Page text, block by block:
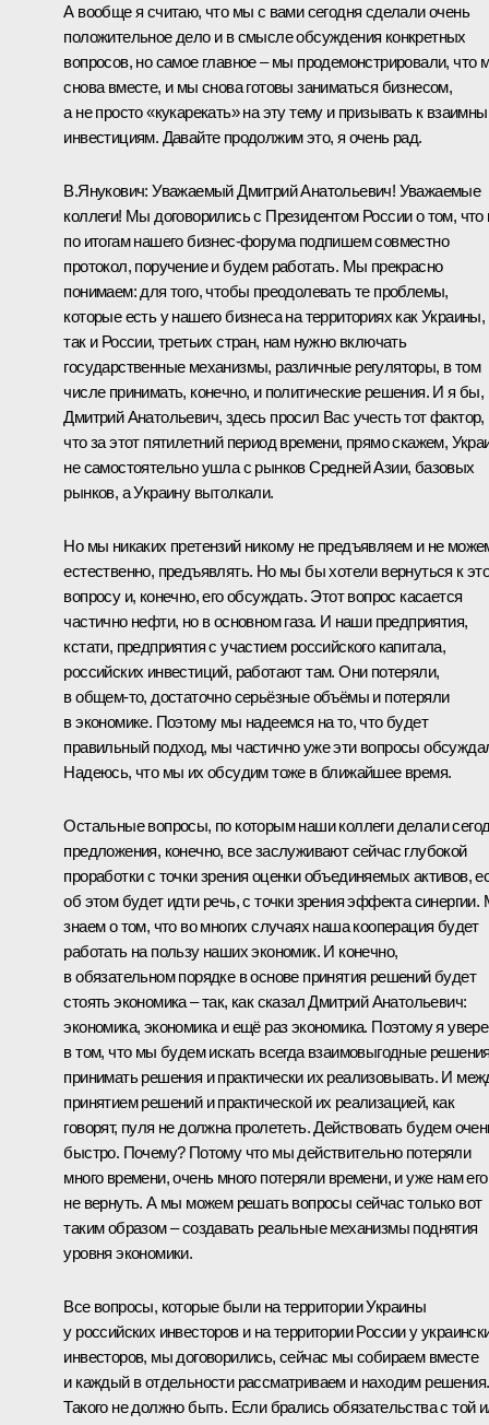
А вообще я считаю, что мы с вами сегодня сделали очень
положительное дело и в смысле обсуждения конкретных
вопросов, но самое главное – мы продемонстрировали, что
снова вместе, и мы снова готовы заниматься бизнесом,
а не просто «кукарекать» на эту тему и призывать к
инвестициям. Давайте продолжим это, я очень рад.
В.Янукович:Уважаемый Дмитрий Анатольевич! Уважаемые
коллеги! Мы договорились с Президентом России о том,
по итогам нашего бизнес-форума подпишем совместно
протокол, поручение и будем работать. Мы прекрасно
понимаем: для того, чтобы преодолевать те проблемы,
которые есть у нашего бизнеса на территориях как Украины,
так и России, третьих стран, нам нужно включать
государственные механизмы, различные регуляторы, в том
числе принимать, конечно, и политические решения. И я бы,
Дмитрий Анатольевич, здесь просил Вас учесть тот фактор,
что за этот пятилетний период времени, прямо скажем,
не самостоятельно ушла с рынков Средней Азии, базовых
рынков, а Украину вытолкали.
Но мы никаких претензий никому не предъявляем и не
естественно, предъявлять. Но мы бы хотели вернуться к
вопросу и, конечно, его обсуждать. Этот вопрос касается
частично нефти, но в основном газа. И наши предприятия,
кстати, предприятия с участием российского капитала,
российских инвестиций, работают там. Они потеряли,
в общем‑то, достаточно серьёзные объёмы и потеряли
в экономике. Поэтому мы надеемся на то, что будет
правильный подход, мы частично уже эти вопросы
Надеюсь, что мы их обсудим тоже в ближайшее время.
Остальные вопросы, по которым наши коллеги делали
предложения, конечно, все заслуживают сейчас глубокой
проработки с точки зрения оценки объединяемых активов,
об этом будет идти речь, с точки зрения эффекта
знаем о том, что во многих случаях наша кооперация будет
работать на пользу наших экономик. И конечно,
в обязательном порядке в основе принятия решений будет
стоять экономика – так, как сказал Дмитрий Анатольевич:
экономика, экономика и ещё раз экономика. Поэтому я
в том, что мы будем искать всегда взаимовыгодные
принимать решения и практически их реализовывать. И
принятием решений и практической их реализацией, как
говорят, пуля не должна пролететь. Действовать будем
быстро. Почему? Потому что мы действительно потеряли
много времени, очень много потеряли времени, и уже нам его
не вернуть. А мы можем решать вопросы сейчас только вот
таким образом – создавать реальные механизмы поднятия
уровня экономики.
Все вопросы, которые были на территории Украины
у российских инвесторов и на территории России у
инвесторов, мы договорились, сейчас мы собираем вместе
и каждый в отдельности рассматриваем и находим решения.
Такого не должно быть. Если брались обязательства с той